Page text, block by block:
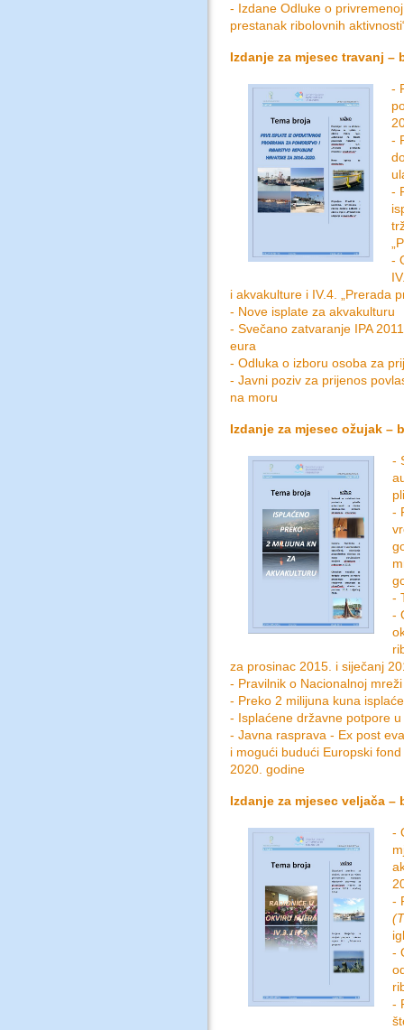
- Izdane Odluke o
prestanak ribolovnih
Izdanje za mjesec travanj –
-
-
-
-
i akvakulture i IV.4. „Prerada
- Nove isplate za akvakulturu
- Svečano zatvaranje IPA
eura
- Odluka o izboru osoba za
- Javni poziv za prijenos
na moru
Izdanje za mjesec ožujak –
-
-
-
-
za prosinac 2015. i siječanj
- Pravilnik o Nacionalnoj
- Preko 2 milijuna kuna
- Isplaćene državne potpore
- Javna rasprava - Ex post
i mogući budući Europski
2020. godine
Izdanje za mjesec veljača –
-
-
-
-